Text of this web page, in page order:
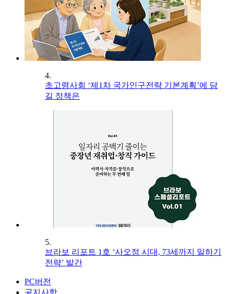
4.
초고령사회 ‘제1차 국가인구전략 기본계획’에 담
길 정책은
5.
브라보 리포트 1호 ‘사오정 시대, 73세까지 일하기
전략’ 발간
PC버전